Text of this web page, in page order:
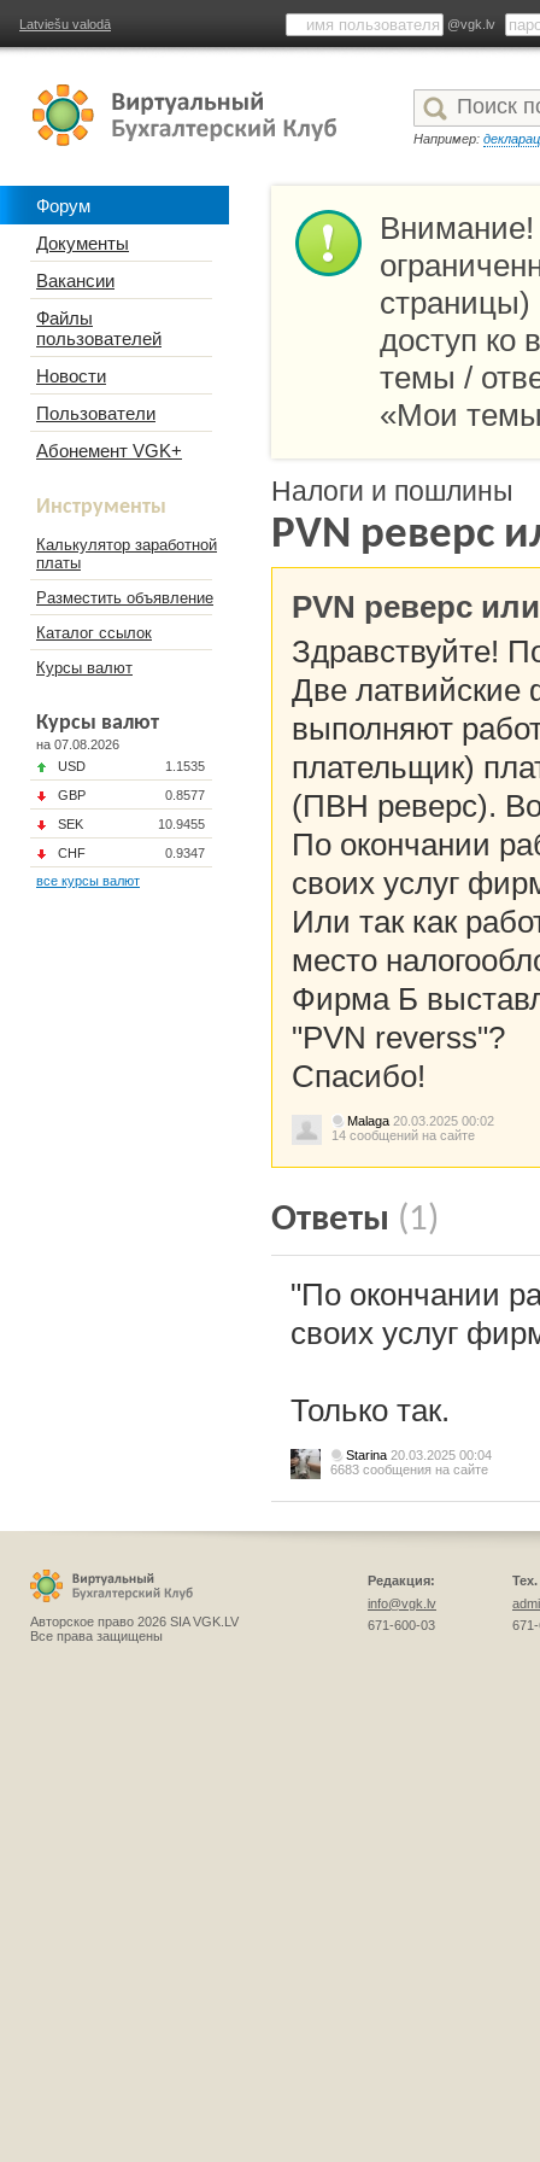
Latviešu valodā @vgk.lv
Например:
Форум
Документы
Вакансии
Файлы
пользователей
Новости
Пользователи
Абонемент VGK+
Инструменты
Калькулятор заработной
платы
Разместить объявление
Каталог ссылок
Курсы валют
Курсы валют
на 07.08.2026
USD
1.1535
GBP
0.8577
SEK
10.9455
CHF
0.9347
все курсы валют
доступ ко
темы /
«Мои
Налоги и пошлины
PVN реверс
PVN реверс
Здравствуйте!
Две
выполняют
плательщик)
(ПВН реверс).
По окончании
своих услуг
Или так как
место
Фирма Б
"PVN reverss"?
Спасибо!
Malaga 20.03.2025 00:02
14 сообщений на сайте
Ответы (1)
"По окончании
своих услуг
Только так.
Starina 20.03.2025 00:04
6683 сообщения на сайте
Авторское право 2026 SIA VGK.LV
Все права защищены
Редакция:
info@vgk.lv
671-600-03